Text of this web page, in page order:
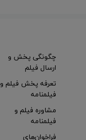
چگونگی پخش و
ارسال فیلم
تعرفه پخش فیلم و
فیلمنامه
مشاوره فیلم و
فیلمنامه
فراخوان‌های